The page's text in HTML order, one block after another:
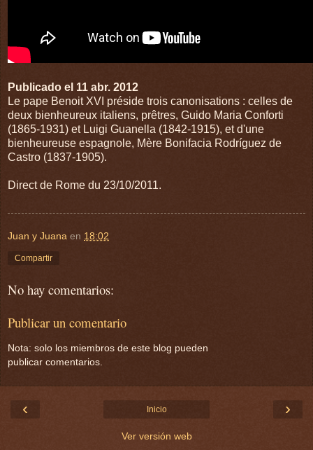
Publicado el 11 abr. 2012
Le pape Benoit XVI préside trois canonisations : celles de
deux bienheureux italiens, prêtres, Guido Maria Conforti
(1865-1931) et Luigi Guanella (1842-1915), et d'une
bienheureuse espagnole, Mère Bonifacia Rodríguez de
Castro (1837-1905).
Direct de Rome du 23/10/2011.
Juan y Juana en 18:02
Compartir
No hay comentarios:
Publicar un comentario
Nota: solo los miembros de este blog pueden
publicar comentarios.
‹ ›
Inicio
Ver versión web